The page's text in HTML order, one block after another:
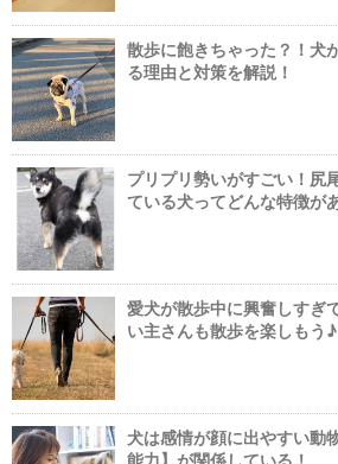
散歩に飽きちゃった？！犬
る理由と対策を解説！
プリプリ勢いがすごい！尻
ている犬ってどんな特徴が
愛犬が散歩中に興奮しすぎ
い主さんも散歩を楽しもう♪
犬は感情が顔に出やすい動
能力】が関係している！